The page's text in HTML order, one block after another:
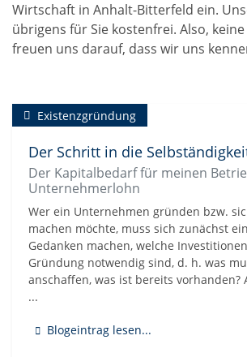
Wirtschaft in Anhalt-Bitterfeld ein.
übrigens für Sie kostenfrei. Also,
freuen uns darauf, dass wir uns
Der Schritt in die
Der Kapitalbedarf für meinen
Unternehmerlohn
Existenzgründung
Wer ein Unternehmen gründen bzw.
machen möchte, muss sich zunächst
Gedanken machen, welche
Gründung notwendig sind, d. h. was
anschaffen, was ist bereits vorhanden?
...
Blogeintrag lesen...